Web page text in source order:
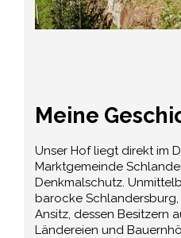
Meine
Unser Hof liegt direkt im
Marktgemeinde
Denkmalschutz.
barocke
Ansitz, dessen Besitzern
Ländereien und